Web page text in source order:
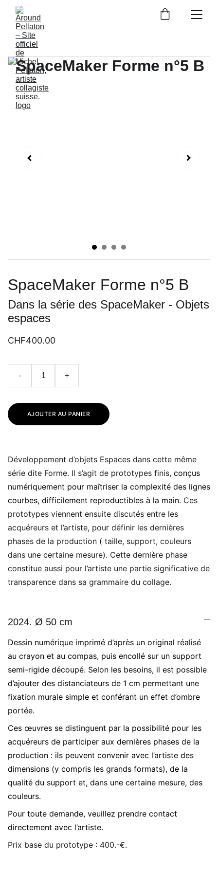
SpaceMaker Forme n°5 B
Dans la série des SpaceMaker - Objets
espaces
CHF400.00
- +
AJOUTER AU PANIER
Développement d’objets Espaces dans cette même
série dite Forme. Il s’agit de prototypes finis, conçus
numériquement pour maîtriser la complexité des lignes
courbes, difficilement reproductibles à la main. Ces
prototypes viennent ensuite discutés entre les
acquéreurs et l’artiste, pour définir les dernières
phases de la production ( taille, support, couleurs
dans une certaine mesure). Cette dernière phase
constitue aussi pour l’artiste une partie significative de
transparence dans sa grammaire du collage.
2024. Ø 50 cm
Dessin numérique imprimé d’après un original réalisé
au crayon et au compas, puis encollé sur un support
semi-rigide découpé. Selon les besoins, il est possible
d’ajouter des distanciateurs de 1 cm permettant une
fixation murale simple et conférant un effet d’ombre
portée.
Ces œuvres se distinguent par la possibilité pour les
acquéreurs de participer aux dernières phases de la
production : ils peuvent convenir avec l’artiste des
dimensions (y compris les grands formats), de la
qualité du support et, dans une certaine mesure, des
couleurs.
Pour toute demande, veuillez prendre contact
directement avec l’artiste.
Prix base du prototype : 400.-€.